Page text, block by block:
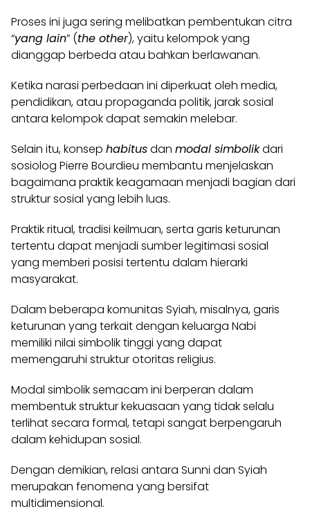
Proses ini juga sering melibatkan pembentukan citra
“yang lain” (the other), yaitu kelompok yang
dianggap berbeda atau bahkan berlawanan.
Ketika narasi perbedaan ini diperkuat oleh media,
pendidikan, atau propaganda politik, jarak sosial
antara kelompok dapat semakin melebar.
Selain itu, konsep habitusdan modal simbolikdari
sosiolog Pierre Bourdieu membantu menjelaskan
bagaimana praktik keagamaan menjadi bagian dari
struktur sosial yang lebih luas.
Praktik ritual, tradisi keilmuan, serta garis keturunan
tertentu dapat menjadi sumber legitimasi sosial
yang memberi posisi tertentu dalam hierarki
masyarakat.
Dalam beberapa komunitas Syiah, misalnya, garis
keturunan yang terkait dengan keluarga Nabi
memiliki nilai simbolik tinggi yang dapat
memengaruhi struktur otoritas religius.
Modal simbolik semacam ini berperan dalam
membentuk struktur kekuasaan yang tidak selalu
terlihat secara formal, tetapi sangat berpengaruh
dalam kehidupan sosial.
Dengan demikian, relasi antara Sunni dan Syiah
merupakan fenomena yang bersifat
multidimensional.